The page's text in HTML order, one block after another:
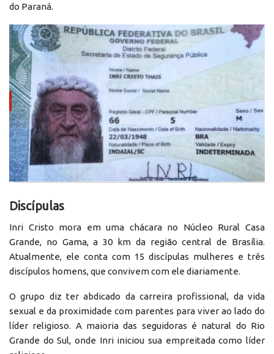
do Paraná.
Discípulas
Inri Cristo mora em uma chácara no Núcleo Rural Casa
Grande, no Gama, a 30 km da região central de Brasília.
Atualmente, ele conta com 15 discípulas mulheres e três
discípulos homens, que convivem com ele diariamente.
O grupo diz ter abdicado da carreira profissional, da vida
sexual e da proximidade com parentes para viver ao lado do
líder religioso. A maioria das seguidoras é natural do Rio
Grande do Sul, onde Inri iniciou sua empreitada como líder